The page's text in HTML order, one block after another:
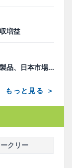
増益
ネクセンタイヤジャパンがスタッドレス新製品、日本市場にらみ開発
もっと見る ＞
クリー